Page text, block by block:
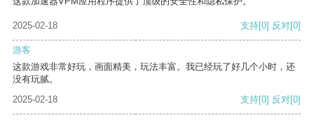
2025-02-18 支持[0] 反对[0]
游客
这款游戏非常好玩，画面精美，玩法丰富。我已经玩了好几个小时，还
没有玩腻。
2025-02-18
支持[0] 反对[0]